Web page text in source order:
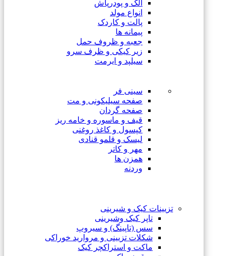
الک و پودرپاش
انواع مولد
پالت و کاردک
پیمانه ها
جعبه و ظروف حمل
زیر کیکی و ظرف سرو
سیلپد و ایرمت
سینی فر
صفحه سیلیکونی و مت
صفحه گردان
قیف و ماسوره و خامه ریز
کپسول و کاغذ روغنی
لیسک و قلمو قنادی
مهر و کاتر
همزن ها
وردنه
تزیینات کیک و شیرینی
تاپر کیک وشیرینی
سس (تاپینگ) و سیروپ
شکلات تزیینی و مروارید خوراکی
ماکت و استراکچر کیک